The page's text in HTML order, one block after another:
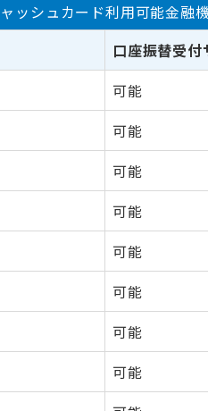
ッシュカード利用可能金融
口座振替受付
可能
可能
可能
可能
可能
可能
可能
可能